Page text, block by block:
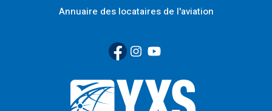
Annuaire des locataires de l'aviation
Facebook
(Link opens in new window)
Instagram
(Link opens in new window)
YouTube
(Link opens in new window)